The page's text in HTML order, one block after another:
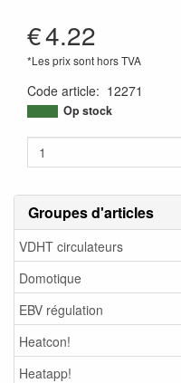
Groupes d'articles
VDHT circulateurs
Domotique
EBV régulation
Heatcon!
Heatapp!
€4.22
*Les prix sont hors TVA
Code article: 12271
Op stock